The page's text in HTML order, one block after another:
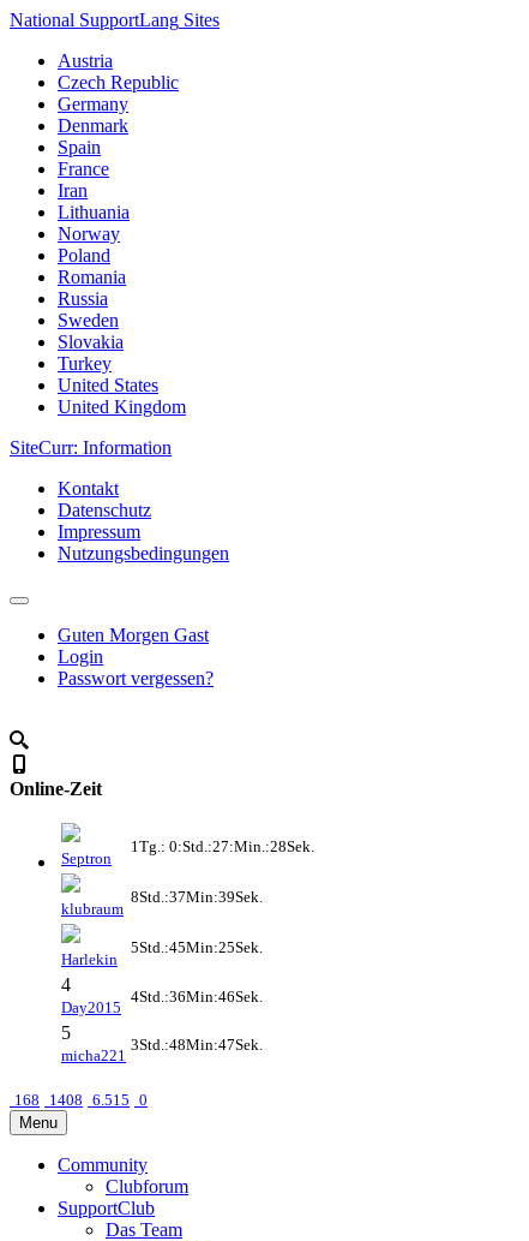
National SupportLang Sites
Austria
Czech Republic
Germany
Denmark
Spain
France
Iran
Lithuania
Norway
Poland
Romania
Russia
Sweden
Slovakia
Turkey
United States
United Kingdom
SiteCurr: Information
Kontakt
Datenschutz
Impressum
Nutzungsbedingungen
Guten Morgen Gast
Login
Passwort vergessen?
Online-Zeit
Septron
1Tg.: 0:Std.:27:Min.:28Sek.
klubraum
8Std.:37Min:39Sek.
Harlekin
5Std.:45Min:25Sek.
4
Day2015
4Std.:36Min:46Sek.
5
micha221
3Std.:48Min:47Sek.
168 1408 6.515 0
Menu
Community
Clubforum
SupportClub
Das Team